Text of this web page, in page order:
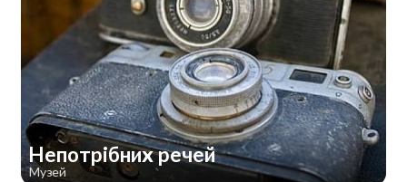
Непотрібних речей
Музей